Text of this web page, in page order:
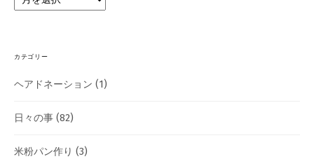
カテゴリー
ヘアドネーション (1)
日々の事 (82)
米粉パン作り (3)